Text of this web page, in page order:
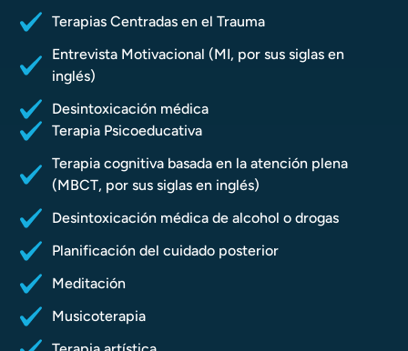
Terapias Centradas en el Trauma
Entrevista Motivacional (MI, por sus siglas en
inglés)
Desintoxicación médica
Terapia Psicoeducativa
Terapia cognitiva basada en la atención plena
(MBCT, por sus siglas en inglés)
Desintoxicación médica de alcohol o drogas
Planificación del cuidado posterior
Meditación
Musicoterapia